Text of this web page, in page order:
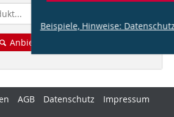
Beispiele, Hinweise:
Anbieter finden!
AGB Datenschutz
Impressum